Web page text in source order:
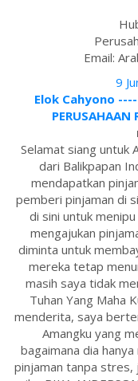
Email:
9
Elok Cahyono
PERUSAHAAN
Selamat siang untuk
dari Balikpapan
mendapatkan
pemberi pinjaman di
di sini untuk
mengajukan
diminta untuk
mereka tetap
masih saya tidak
Tuhan Yang Maha
menderita, saya
Amangku yang
bagaimana dia
pinjaman tanpa stres,